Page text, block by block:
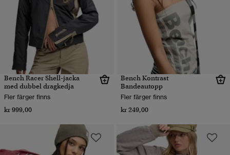
Bench Racer Shell-jacka
med dubbel dragkedja
Fler färger finns
kr 999,00
Bench Kontrast
Bandeautopp
Fler färger finns
kr 249,00